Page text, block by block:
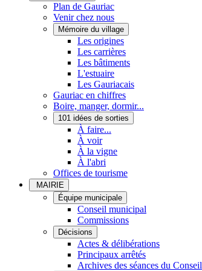
Plan de Gauriac
Venir chez nous
Mémoire du village
Les origines
Les carrières
Les bâtiments
L'estuaire
Les Gauriacais
Gauriac en chiffres
Boire, manger, dormir...
101 idées de sorties
À faire...
À voir
À la vigne
À l'abri
Offices de tourisme
MAIRIE
Équipe municipale
Conseil municipal
Commissions
Décisions
Actes & délibérations
Principaux arrêtés
Archives des séances du Conseil